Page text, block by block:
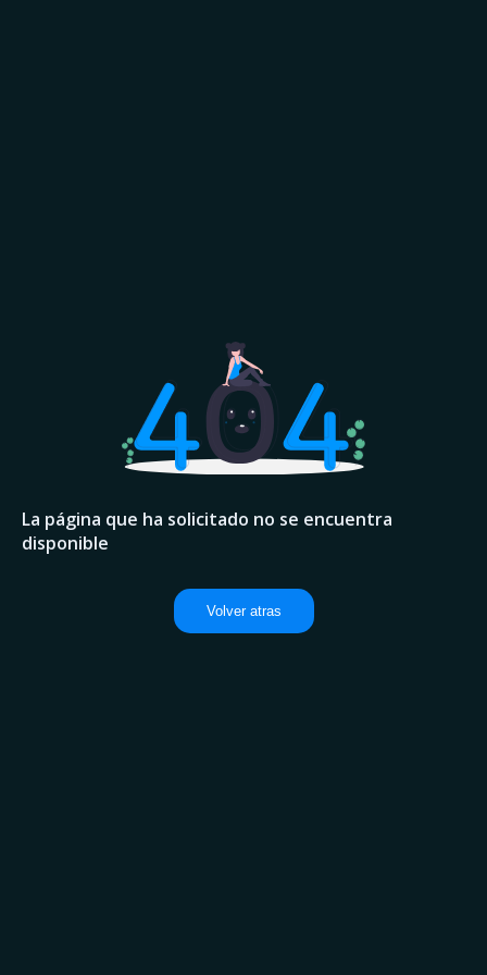
La página que ha solicitado no se encuentra
disponible
Volver atras